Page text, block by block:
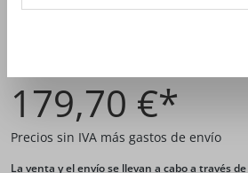
179,70 €*
Precios sin IVA más gastos de envío
La venta y el envío se llevan a cabo a través